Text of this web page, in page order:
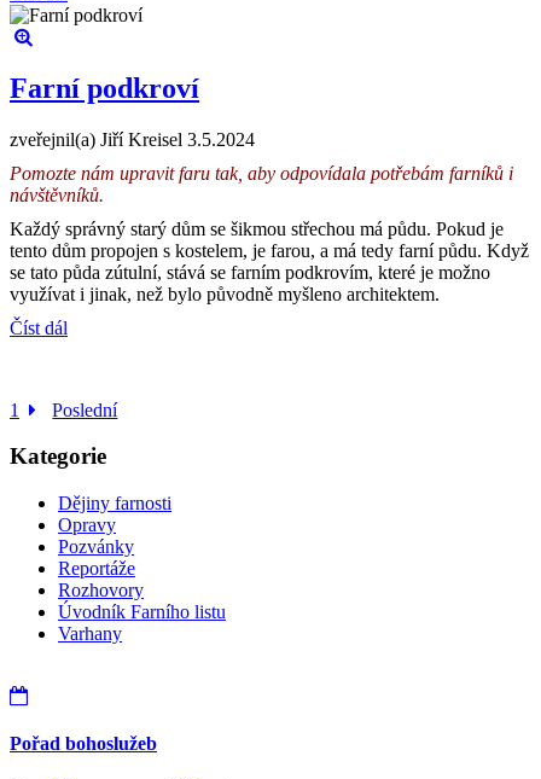
Farní podkroví
zveřejnil(a) Jiří Kreisel 3.5.2024
Pomozte nám upravit faru tak, aby odpovídala potřebám farníků i
návštěvníků.
Každý správný starý dům se šikmou střechou má půdu. Pokud je
tento dům propojen s kostelem, je farou, a má tedy farní půdu. Když
se tato půda zútulní, stává se farním podkrovím, které je možno
využívat i jinak, než bylo původně myšleno architektem.
Číst dál
1 Poslední
Kategorie
Dějiny farnosti
Opravy
Pozvánky
Reportáže
Rozhovory
Úvodník Farního listu
Varhany
Pořad bohoslužeb